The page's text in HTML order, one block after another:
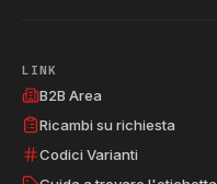
LINK
B2B Area
Ricambi su richiesta
Codici Varianti